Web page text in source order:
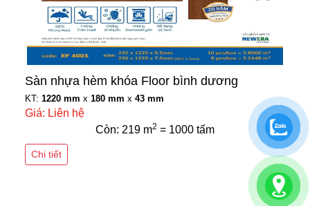
Sàn nhựa hèm khóa Floor bình dương
KT: 1220 mm x 180 mm x 43 mm
Giá: Liên hệ
Còn: 219 m2 = 1000 tấm
Chi tiết